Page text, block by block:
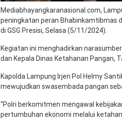
Mediabhayangkaranasional.com,
peningkatan peran Bhabinkamtibmas
di GSG Presisi, Selasa (5/11/2024).
Kegiatan ini menghadirkan
dan Kepala Dinas Ketahanan Pangan,
Kapolda Lampung Irjen Pol Helmy
mewujudkan swasembada pangan
“Polri berkomitmen mengawal
pertumbuhan ekonomi melalui